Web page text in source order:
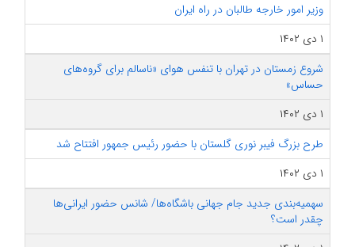
وزیر امور خارجه طالبان در راه ایران
۱ دی ۱۴۰۲
شروع زمستان در تهران با تنفس هوای «ناسالم برای گروه‌های
حساس»
۱ دی ۱۴۰۲
طرح بزرگ فیبر نوری گلستان با حضور رئیس جمهور افتتاح شد
۱ دی ۱۴۰۲
سهمیه‌بندی جدید جام جهانی باشگاه‌ها/ شانس حضور ایرانی‌ها
چقدر است؟